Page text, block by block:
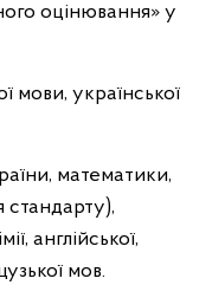
оцінювання» у
мови, української
математики,
стандарту),
англійської,
мов.